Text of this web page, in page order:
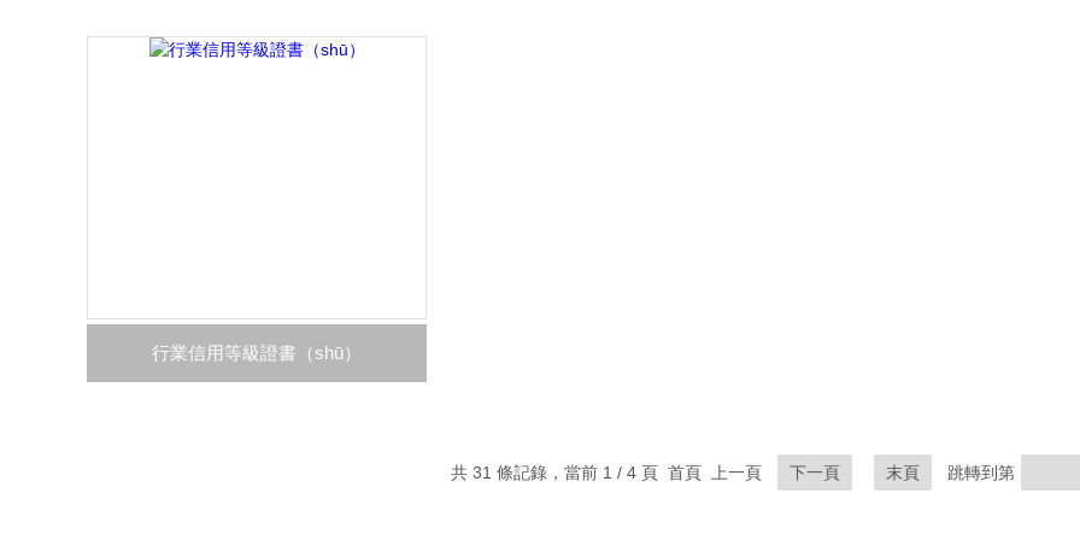
行業信用等級證書（shū）
共 31 條記錄，當前 1 / 4 頁 首頁 上一頁 下一頁 末頁 跳轉到第